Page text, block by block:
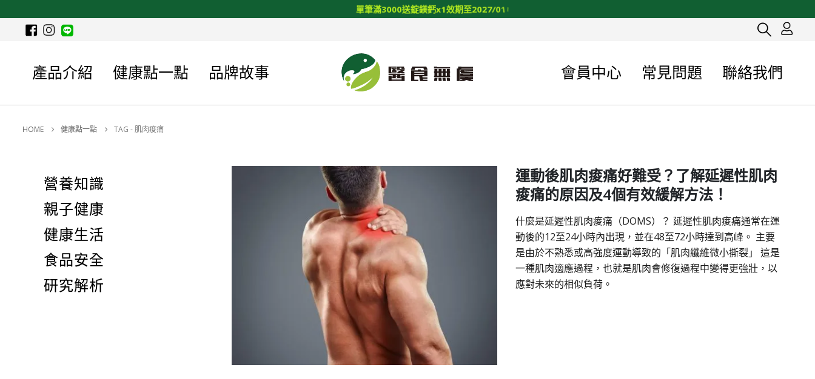
000送錠鎂鈣x1效期至2027/01/14
產品介紹 健康點一點 品牌故事 會員中心 常見問題 聯絡我們
HOME 健康點一點 TAG -肌肉痠痛
運動後肌肉痠痛好難受？了解延遲性肌肉
痠痛的原因及4個有效緩解方法！
什麼是延遲性肌肉痠痛（DOMS）？ 延遲性肌肉痠痛通常在運
動後的12至24小時內出現，並在48至72小時達到高峰。 主要
是由於不熟悉或高強度運動導致的「肌肉纖維微小撕裂」 這是
一種肌肉適應過程，也就是肌肉會修復過程中變得更強壯，以
應對未來的相似負荷。
營養知識
親子健康
健康生活
食品安全
研究解析